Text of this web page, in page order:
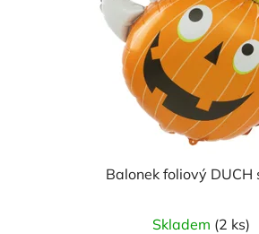
Balonek foliový DUCH
Skladem (2 ks)